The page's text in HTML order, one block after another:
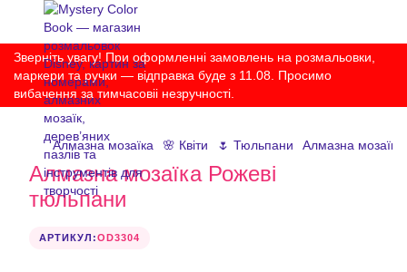
Зверніть увагу! При оформленні замовлень на розмальовки,
маркери та ручки — відправка буде з 11.08. Просимо
вибачення за тимчасовіі незручності.
Алмазна мозаїка 🌸 Квіти 🌷 Тюльпани Алмазна
Алмазна мозаїка Рожеві
тюльпани
АРТИКУЛ:OD3304